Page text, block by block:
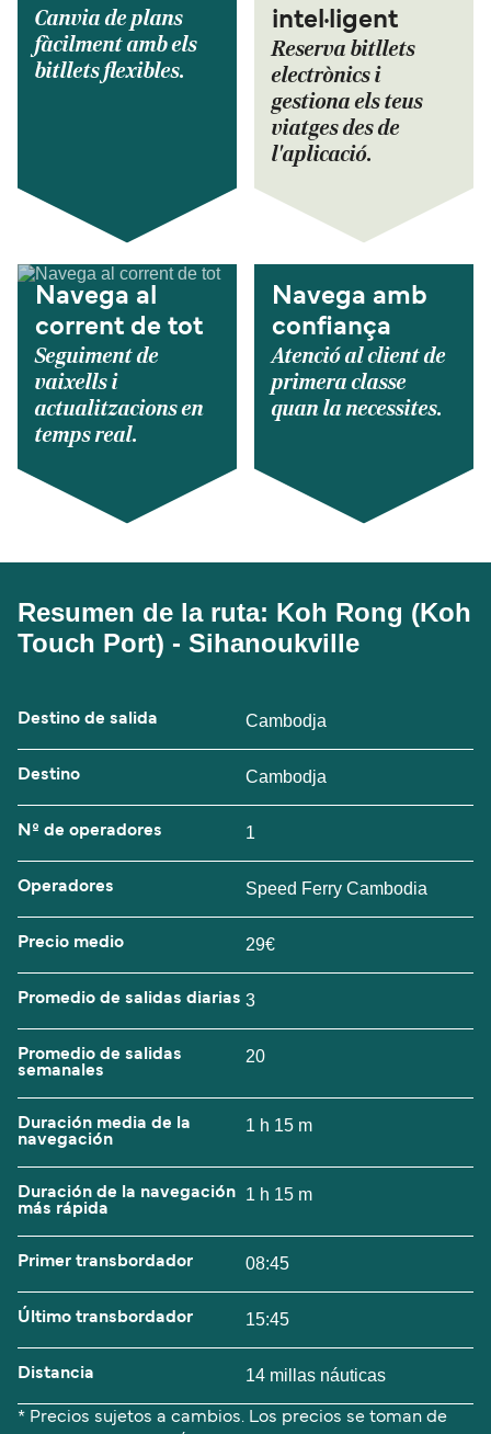
Canvia de plans
fàcilment amb els
bitllets flexibles.
intel·ligent
Reserva bitllets
electrònics i
gestiona els teus
viatges des de
l'aplicació.
Navega al
corrent de tot
Seguiment de
vaixells i
actualitzacions en
temps real.
Navega amb
confiança
Atenció al client de
primera classe
quan la necessites.
Resumen de la ruta: Koh Rong (Koh
Touch Port) - Sihanoukville
Destino de salida Cambodja
Destino Cambodja
Nº de operadores 1
Operadores Speed Ferry Cambodia
Precio medio 29€
Promedio de salidas diarias 3
Promedio de salidas
semanales
20
Duración media de la
navegación
1 h 15 m
Duración de la navegación
más rápida
1 h 15 m
Primer transbordador 08:45
Último transbordador 15:45
Distancia 14 millas náuticas
* Precios sujetos a cambios. Los precios se toman de